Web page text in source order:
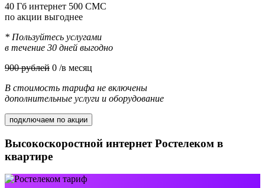
40 Гб интернет 500 СМС
по акции выгоднее
* Пользуйтесь услугами
в течение 30 дней выгодно
900 рублей 0 /в месяц
В стоимость тарифа не включены
дополнительные услуги и оборудование
подключаем по акции
Высокоскоростной интернет Ростелеком в
квартире